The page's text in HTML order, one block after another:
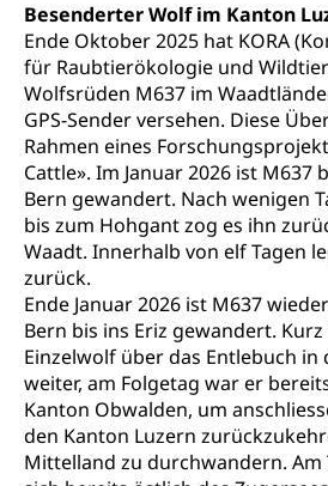
Besenderter Wolf im Kanton
Ende Oktober 2025 hat KORA
für Raubtierökologie und
Wolfsrüden M637 im
GPS-Sender versehen. Diese
Rahmen eines
Cattle». Im Januar 2026 ist M637
Bern gewandert. Nach wenigen
bis zum Hohgant zog es ihn
Waadt. Innerhalb von elf Tagen
zurück.
Ende Januar 2026 ist M637
Bern bis ins Eriz gewandert.
Einzelwolf über das Entlebuch in
weiter, am Folgetag war er
Kanton Obwalden, um
den Kanton Luzern
Mittelland zu durchwandern.